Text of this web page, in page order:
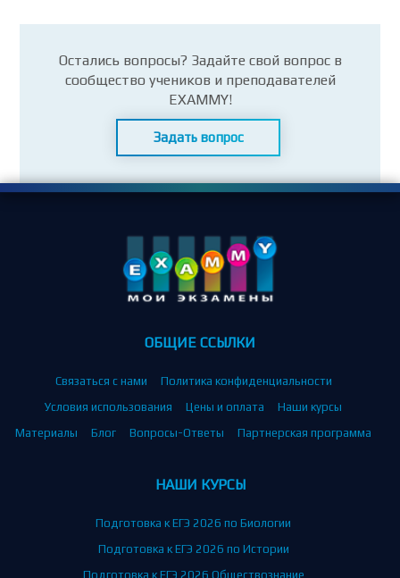
Остались вопросы? Задайте свой вопрос в
сообщество учеников и преподавателей
EXAMMY!
Задать вопрос
ОБЩИЕ ССЫЛКИ
Связаться с нами
Политика конфиденциальности
Условия использования
Цены и оплата
Наши курсы
Материалы
Блог Вопросы-Ответы Партнерская программа
НАШИ КУРСЫ
Подготовка к ЕГЭ 2026 по Биологии
Подготовка к ЕГЭ 2026 по Истории
Подготовка к ЕГЭ 2026 Обществознание